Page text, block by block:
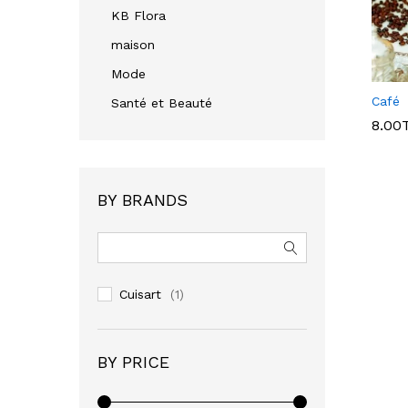
Café
8.00
8.00
KB Flora
maison
Mode
Santé et Beauté
BY BRANDS
Cuisart (1)
BY PRICE